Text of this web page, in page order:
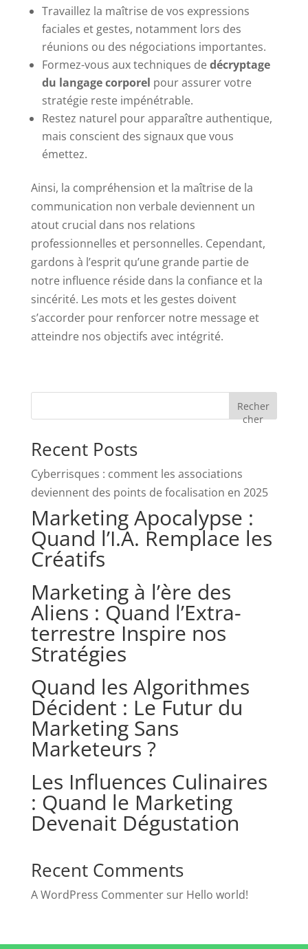
Travaillez la maîtrise de vos expressions
faciales et gestes, notamment lors des
réunions ou des négociations importantes.
Formez-vous aux techniques dedécryptage
du langage corporel pour assurer votre
stratégie reste impénétrable.
Restez naturel pour apparaître authentique,
mais conscient des signaux que vous
émettez.
Ainsi, la compréhension et la maîtrise de la
communication non verbale deviennent un
atout crucial dans nos relations
professionnelles et personnelles. Cependant,
gardons à l’esprit qu’une grande partie de
notre influence réside dans la confiance et la
sincérité. Les mots et les gestes doivent
s’accorder pour renforcer notre message et
atteindre nos objectifs avec intégrité.
Recher
cher
Recent Posts
Cyberrisques : comment les associations
deviennent des points de focalisation en 2025
Marketing Apocalypse :
Quand l’I.A. Remplace les
Créatifs
Marketing à l’ère des
Aliens : Quand l’Extra-
terrestre Inspire nos
Stratégies
Quand les Algorithmes
Décident : Le Futur du
Marketing Sans
Marketeurs ?
Les Influences Culinaires
: Quand le Marketing
Devenait Dégustation
Recent Comments
A WordPress Commentersur Hello world!